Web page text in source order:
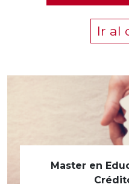
Ir al
Master en